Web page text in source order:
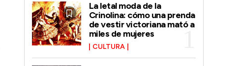
La letal moda de la
Crinolina: cómo una prenda
de vestir victoriana mató a
miles de mujeres
CULTURA